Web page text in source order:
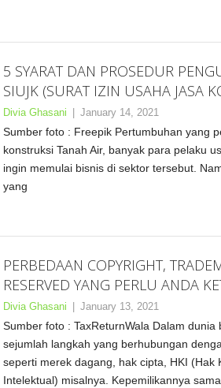
5 SYARAT DAN PROSEDUR
SIUJK (SURAT IZIN USAHA JASA
Divia Ghasani January 14, 2021
Sumber foto : Freepik Pertumbuhan yang
konstruksi Tanah Air, banyak para pelaku
ingin memulai bisnis di sektor tersebut.
yang
PERBEDAAN COPYRIGHT,
RESERVED YANG PERLU ANDA
Divia Ghasani January 13, 2021
Sumber foto : TaxReturnWala Dalam dunia
sejumlah langkah yang berhubungan
seperti merek dagang, hak cipta, HKI (Hak
Intelektual) misalnya. Kepemilikannya